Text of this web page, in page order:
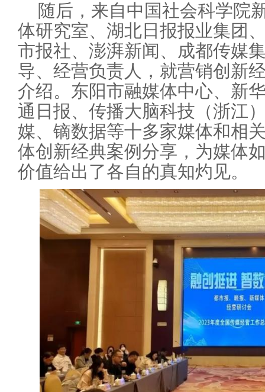
随后，来自中国社会科学院
体研究室、湖北日报报业集团
市报社、澎湃新闻、成都传媒
导、经营负责人，就营销创新
介绍。东阳市融媒体中心、新
通日报、传播大脑科技（浙江
媒、镝数据等十多家媒体和相
体创新经典案例分享，为媒体
价值给出了各自的真知灼见。